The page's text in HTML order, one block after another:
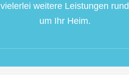
vielerlei weitere Leistungen rund
um Ihr Heim.